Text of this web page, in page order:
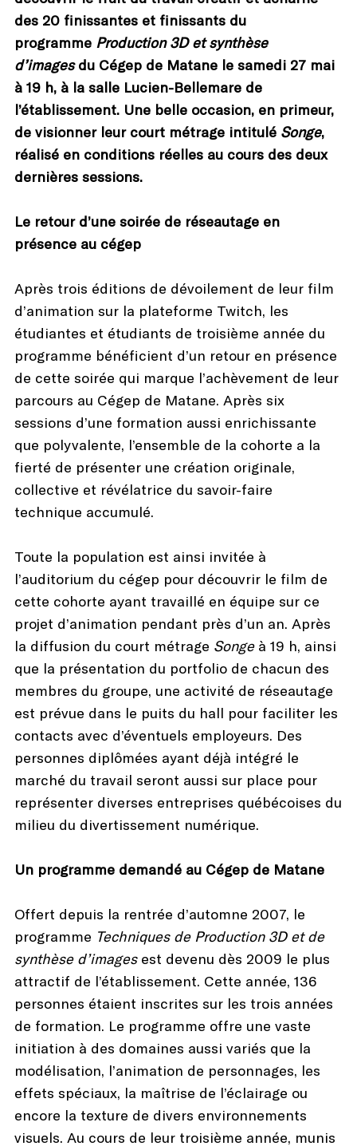
des 20 finissantes et finissants du
programme Production 3D et synthèse
d’imagesdu Cégep de Matane le samedi 27 mai
à 19 h, à la salle Lucien-Bellemare de
l’établissement. Une belle occasion, en primeur,
de visionner leur court métrage intitulé Songe,
réalisé en conditions réelles au cours des deux
dernières sessions.
Le retour d’une soirée de réseautage en
présence au cégep
Après trois éditions de dévoilement de leur film
d’animation sur la plateforme Twitch, les
étudiantes et étudiants de troisième année du
programme bénéficient d’un retour en présence
de cette soirée qui marque l’achèvement de leur
parcours au Cégep de Matane. Après six
sessions d’une formation aussi enrichissante
que polyvalente, l’ensemble de la cohorte a la
fierté de présenter une création originale,
collective et révélatrice du savoir-faire
technique accumulé.
Toute la population est ainsi invitée à
l’auditorium du cégep pour découvrir le film de
cette cohorte ayant travaillé en équipe sur ce
projet d’animation pendant près d’un an. Après
la diffusion du court métrage Songeà 19 h, ainsi
que la présentation du portfolio de chacun des
membres du groupe, une activité de réseautage
est prévue dans le puits du hall pour faciliter les
contacts avec d’éventuels employeurs. Des
personnes diplômées ayant déjà intégré le
marché du travail seront aussi sur place pour
représenter diverses entreprises québécoises du
milieu du divertissement numérique.
Un programme demandé au Cégep de Matane
Offert depuis la rentrée d’automne 2007, le
programme Techniques de Production 3D et de
synthèse d’imagesest devenu dès 2009 le plus
attractif de l’établissement. Cette année, 136
personnes étaient inscrites sur les trois années
de formation. Le programme offre une vaste
initiation à des domaines aussi variés que la
modélisation, l’animation de personnages, les
effets spéciaux, la maîtrise de l’éclairage ou
encore la texture de divers environnements
visuels. Au cours de leur troisième année, munis